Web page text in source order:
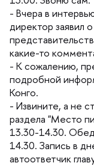
- Вчера в
директор заявил
какие-то
- К сожалению,
подробной
Конго.
- Извините, а не
раздела "Место
13.30-14.30.
14.30. Запись в
автоответчик